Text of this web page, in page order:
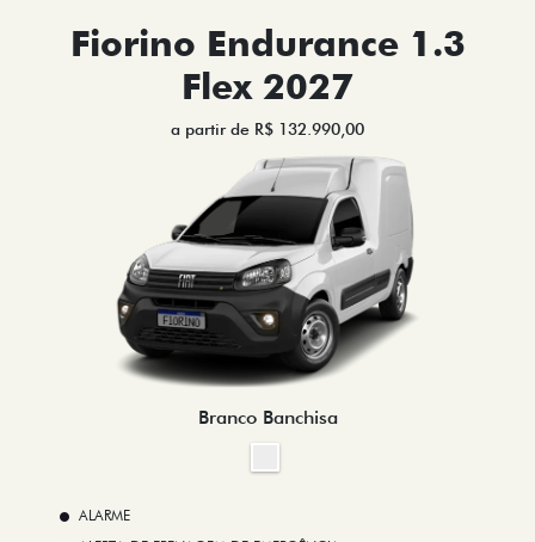
Fiorino Endurance 1.3
Flex 2027
a partir de R$ 132.990,00
Branco Banchisa
ALARME